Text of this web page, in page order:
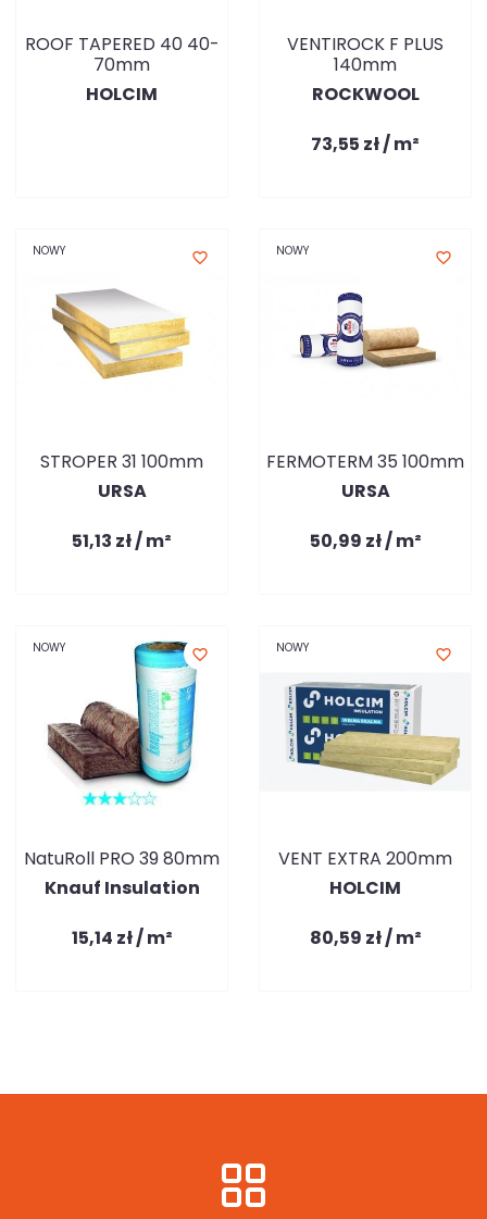
ROOF TAPERED 40 40-
70mm
HOLCIM
VENTIROCK F PLUS
140mm
ROCKWOOL
73,55 zł / m²
NOWY favorite_border
STROPER 31 100mm
URSA
51,13 zł / m²
NOWY favorite_border
FERMOTERM 35 100mm
URSA
50,99 zł / m²
NOWY favorite_border
NatuRoll PRO 39 80mm
Knauf Insulation
15,14 zł / m²
NOWY favorite_border
VENT EXTRA 200mm
HOLCIM
80,59 zł / m²